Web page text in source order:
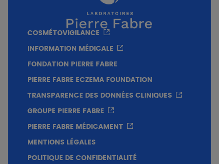
Adultes
Prix
50g13€ à 15€
Texture vaseline active, effet patch micro-
COSMÉTOVIGILANCE
INFORMATION MÉDICALE
FONDATION PIERRE FABRE
PIERRE FABRE ECZEMA FOUNDATION
TRANSPARENCE DES DONNÉES CLINIQUES
GROUPE PIERRE FABRE
PIERRE FABRE MÉDICAMENT
MENTIONS LÉGALES
POLITIQUE DE CONFIDENTIALITÉ